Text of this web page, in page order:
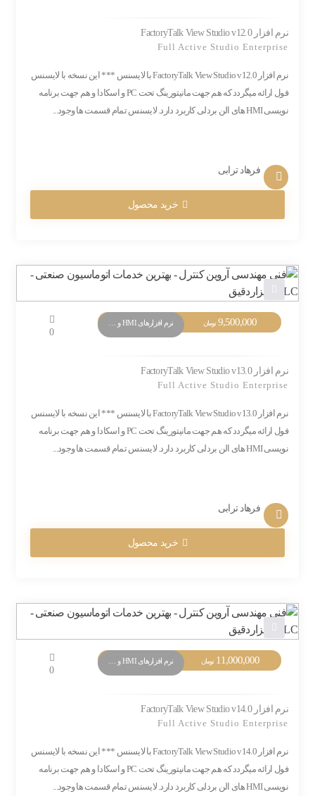
نرم افزار FactoryTalk View Studio v12.0
Full Active Studio Enterprise
نرم افزار FactoryTalk View Studio v12.0 با لایسنس *** این نسخه با لایسنس
فول ارائه میگردد که هم جهت مانیتورینگ تحت PC و اسکادا و هم جهت برنامه
نویسی HMI های الن بردلی کاربرد دارد. لایسنس تمام قسمت ها وجود...
فرهاد ترابی
خرید محصول
9,500,000 تومان
0
نرم افزار FactoryTalk View Studio v13.0
Full Active Studio Enterprise
نرم افزار FactoryTalk View Studio v13.0 با لایسنس *** این نسخه با لایسنس
فول ارائه میگردد که هم جهت مانیتورینگ تحت PC و اسکادا و هم جهت برنامه
نویسی HMI های الن بردلی کاربرد دارد. لایسنس تمام قسمت ها وجود...
فرهاد ترابی
خرید محصول
11,000,000 تومان
0
نرم افزار FactoryTalk View Studio v14.0
Full Active Studio Enterprise
نرم افزار FactoryTalk View Studio v14.0 با لایسنس *** این نسخه با لایسنس
فول ارائه میگردد که هم جهت مانیتورینگ تحت PC و اسکادا و هم جهت برنامه
نویسی HMI های الن بردلی کاربرد دارد. لایسنس تمام قسمت ها وجود...